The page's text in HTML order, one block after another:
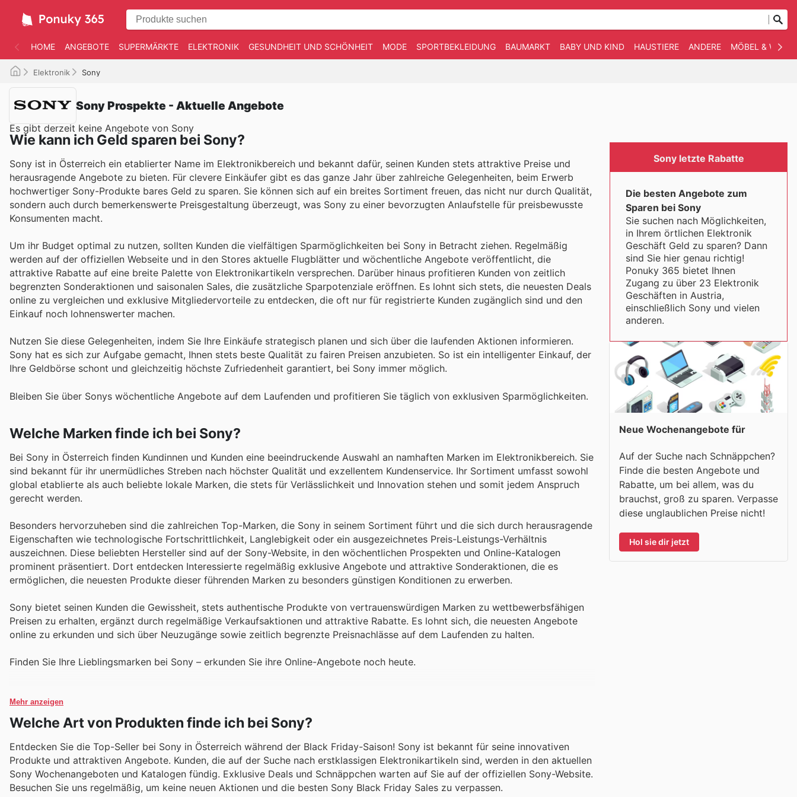
HOME ANGEBOTE SUPERMÄRKTE ELEKTRONIK GESUNDHEIT UND SCHÖNHEIT MODE SPORTBEKLEIDUNG BAUMARKT BABY UND KIND HAUSTIERE ANDERE MÖBEL &
Elektronik Sony
Sony Prospekte - Aktuelle Angebote
Es gibt derzeit keine Angebote von Sony
Wie kann ich Geld sparen bei Sony?
Sony ist in Österreich ein etablierter Name im Elektronikbereich und bekannt dafür, seinen Kunden stets attraktive Preise und
herausragende Angebote zu bieten. Für clevere Einkäufer gibt es das ganze Jahr über zahlreiche Gelegenheiten, beim Erwerb
hochwertiger Sony-Produkte bares Geld zu sparen. Sie können sich auf ein breites Sortiment freuen, das nicht nur durch Qualität,
sondern auch durch bemerkenswerte Preisgestaltung überzeugt, was Sony zu einer bevorzugten Anlaufstelle für preisbewusste
Konsumenten macht.
Um ihr Budget optimal zu nutzen, sollten Kunden die vielfältigen Sparmöglichkeiten bei Sony in Betracht ziehen. Regelmäßig
werden auf der offiziellen Webseite und in den Stores aktuelle Flugblätter und wöchentliche Angebote veröffentlicht, die
attraktive Rabatte auf eine breite Palette von Elektronikartikeln versprechen. Darüber hinaus profitieren Kunden von zeitlich
begrenzten Sonderaktionen und saisonalen Sales, die zusätzliche Sparpotenziale eröffnen. Es lohnt sich stets, die neuesten Deals
online zu vergleichen und exklusive Mitgliedervorteile zu entdecken, die oft nur für registrierte Kunden zugänglich sind und den
Einkauf noch lohnenswerter machen.
Nutzen Sie diese Gelegenheiten, indem Sie Ihre Einkäufe strategisch planen und sich über die laufenden Aktionen informieren.
Sony hat es sich zur Aufgabe gemacht, Ihnen stets beste Qualität zu fairen Preisen anzubieten. So ist ein intelligenter Einkauf, der
Ihre Geldbörse schont und gleichzeitig höchste Zufriedenheit garantiert, bei Sony immer möglich.
Bleiben Sie über Sonys wöchentliche Angebote auf dem Laufenden und profitieren Sie täglich von exklusiven Sparmöglichkeiten.
Welche Marken finde ich bei Sony?
Bei Sony in Österreich finden Kundinnen und Kunden eine beeindruckende Auswahl an namhaften Marken im Elektronikbereich. Sie
sind bekannt für ihr unermüdliches Streben nach höchster Qualität und exzellentem Kundenservice. Ihr Sortiment umfasst sowohl
global etablierte als auch beliebte lokale Marken, die stets für Verlässlichkeit und Innovation stehen und somit jedem Anspruch
gerecht werden.
Besonders hervorzuheben sind die zahlreichen Top-Marken, die Sony in seinem Sortiment führt und die sich durch herausragende
Eigenschaften wie technologische Fortschrittlichkeit, Langlebigkeit oder ein ausgezeichnetes Preis-Leistungs-Verhältnis
auszeichnen. Diese beliebten Hersteller sind auf der Sony-Website, in den wöchentlichen Prospekten und Online-Katalogen
prominent präsentiert. Dort entdecken Interessierte regelmäßig exklusive Angebote und attraktive Sonderaktionen, die es
ermöglichen, die neuesten Produkte dieser führenden Marken zu besonders günstigen Konditionen zu erwerben.
Sony bietet seinen Kunden die Gewissheit, stets authentische Produkte von vertrauenswürdigen Marken zu wettbewerbsfähigen
Preisen zu erhalten, ergänzt durch regelmäßige Verkaufsaktionen und attraktive Rabatte. Es lohnt sich, die neuesten Angebote
online zu erkunden und sich über Neuzugänge sowie zeitlich begrenzte Preisnachlässe auf dem Laufenden zu halten.
Finden Sie Ihre Lieblingsmarken bei Sony – erkunden Sie ihre Online-Angebote noch heute.
Mehr anzeigen
Welche Art von Produkten finde ich bei Sony?
Entdecken Sie die Top-Seller bei Sony in Österreich während der Black Friday-Saison! Sony ist bekannt für seine innovativen
Produkte und attraktiven Angebote. Kunden, die auf der Suche nach erstklassigen Elektronikartikeln sind, werden in den aktuellen
Sony Wochenangeboten und Katalogen fündig. Exklusive Deals und Schnäppchen warten auf Sie auf der offiziellen Sony-Website.
Besuchen Sie uns regelmäßig, um keine neuen Aktionen und die besten Sony Black Friday Sales zu verpassen.
Sony letzte Rabatte
Die besten Angebote zum
Sparen bei Sony
Sie suchen nach Möglichkeiten,
in Ihrem örtlichen Elektronik
Geschäft Geld zu sparen? Dann
sind Sie hier genau richtig!
Ponuky 365 bietet Ihnen
Zugang zu über 23 Elektronik
Geschäften in Austria,
einschließlich Sony und vielen
anderen.
Neue Wochenangebote für
Auf der Suche nach Schnäppchen?
Finde die besten Angebote und
Rabatte, um bei allem, was du
brauchst, groß zu sparen. Verpasse
diese unglaublichen Preise nicht!
Hol sie dir jetzt